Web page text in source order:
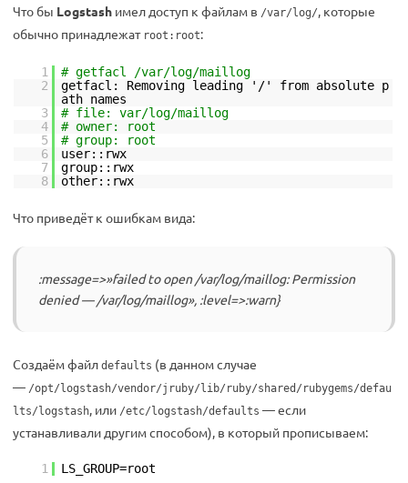
Что бы Logstash имел доступ к файлам в /var/log/, которые
обычно принадлежат root:root:
1
# getfacl /var/log/maillog
2
getfacl: Removing leading '/' from absolute p
ath names
3
# file: var/log/maillog
4
# owner: root
5
# group: root
6
user::rwx
7
group::rwx
8
other::rwx
Что приведёт к ошибкам вида:
:message=>»failed to open /var/log/maillog: Permission
denied — /var/log/maillog», :level=>:warn}
Создаём файл defaults (в данном случае
— /opt/logstash/vendor/jruby/lib/ruby/shared/rubygems/defau
lts/logstash, или /etc/logstash/defaults — если
устанавливали другим способом), в который прописываем:
1 LS_GROUP=root